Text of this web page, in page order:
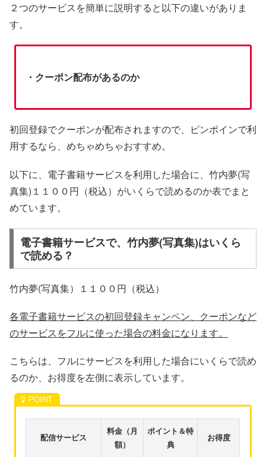
２つのサービスを簡単に説明すると以下の違いがありま
す。
・クーポン配布があるのか
初回登録でクーポンが配布されますので、ピンポインで利
用するなら、めちゃめちゃおすすめ。
以下に、電子書籍サービスを利用した場合に、竹内夢(写
真集)１１００円（税込）がいくらで読めるのか表でまと
めています。
電子書籍サービスで、竹内夢(写真集)はいくら
で読める？
竹内夢(写真集）１１００円（税込）
各電子書籍サービスの初回登録キャンペン、クーポンなど
のサービスをフルに使った場合の料金になります。
こちらは、フルにサービスを利用した場合にいくらで読め
るのか、お得度を左側に表示しています。
配信サービス
料金（月
額）
ポイント＆特
典
お得度